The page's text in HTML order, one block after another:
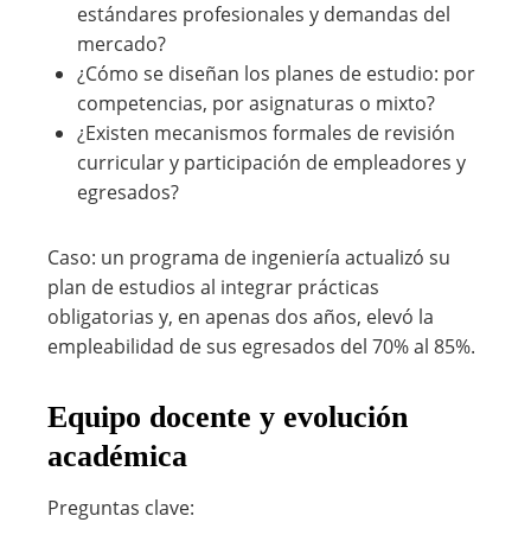
estándares profesionales y demandas del
mercado?
¿Cómo se diseñan los planes de estudio: por
competencias, por asignaturas o mixto?
¿Existen mecanismos formales de revisión
curricular y participación de empleadores y
egresados?
Caso: un programa de ingeniería actualizó su
plan de estudios al integrar prácticas
obligatorias y, en apenas dos años, elevó la
empleabilidad de sus egresados del 70% al 85%.
Equipo docente y evolución
académica
Preguntas clave: